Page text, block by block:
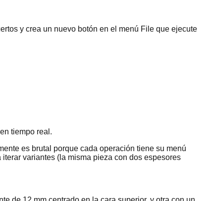
y crea un nuevo botón en el menú File que ejecute
tiempo real.
es brutal porque cada operación tiene su menú
variantes (la misma pieza con dos espesores